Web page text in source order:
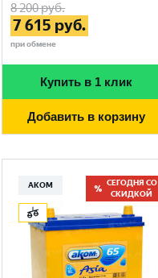
8 200руб.
7 615 руб.
при обмене
Купить в 1 клик
Добавить в корзину
АКОМ
СЕГОДНЯ СО
СКИДКОЙ